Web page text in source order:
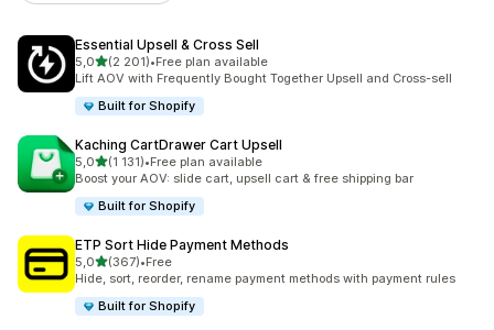
Essential Upsell & Cross Sell
5,0na 5 gwiazdek
(2 201)
Łączna liczba recenzji: 2201
•Free plan available
Lift AOV with Frequently Bought Together Upsell and Cross-sell
Built for Shopify
Kaching CartDrawer Cart Upsell
5,0na 5 gwiazdek
(1 131)
Łączna liczba recenzji: 1131
•Free plan available
Boost your AOV: slide cart, upsell cart & free shipping bar
Built for Shopify
ETP Sort Hide Payment Methods
5,0na 5 gwiazdek
(367)
Łączna liczba recenzji: 367
•Free
Hide, sort, reorder, rename payment methods with payment rules
Built for Shopify